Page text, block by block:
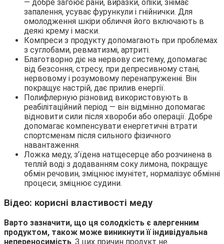
— добре загоює рани, виразки, опіки, знімає
запалення, усуває фурункули і гнійнички. Для
омолодження шкіри обличчя його включають в
деякі крему і маски.
Компреси з продукту допомагають при проблемах
з суглобами, ревматизмі, артриті.
Благотворно діє на нервову систему, допомагає
від безсоння, стресу, при депресивному стані,
нервовому і розумовому перенапруженні. Він
покращує настрій, дає прилив енергії.
Полифлерную різновид використовують в
реабілітаційний період — він відмінно допомагає
відновити сили після хвороби або операції. Добре
допомагає компенсувати енергетичні втрати
спортсменам після сильного фізичного
навантаження.
Ложка меду, з’їдена натщесерце або розчинена в
теплій воді з додаванням соку лимона, покращує
обмін речовин, зміцнює імунітет, нормалізує обмінні
процеси, зміцнює судини.
Відео: корисні властивості меду
Варто зазначити, що ця солодкість є алергенним
продуктом, також може виникнути її індивідуальна
непереносимість. З цих причин продукт не